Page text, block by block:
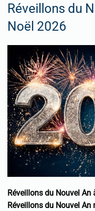
Réveillons du
Noël 2026
Réveillons du Nouvel An
Réveillons du Nouvel